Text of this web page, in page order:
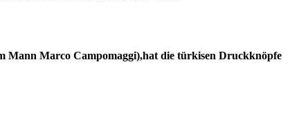
Mann Marco Campomaggi),hat die türkisen Druckknöpfe